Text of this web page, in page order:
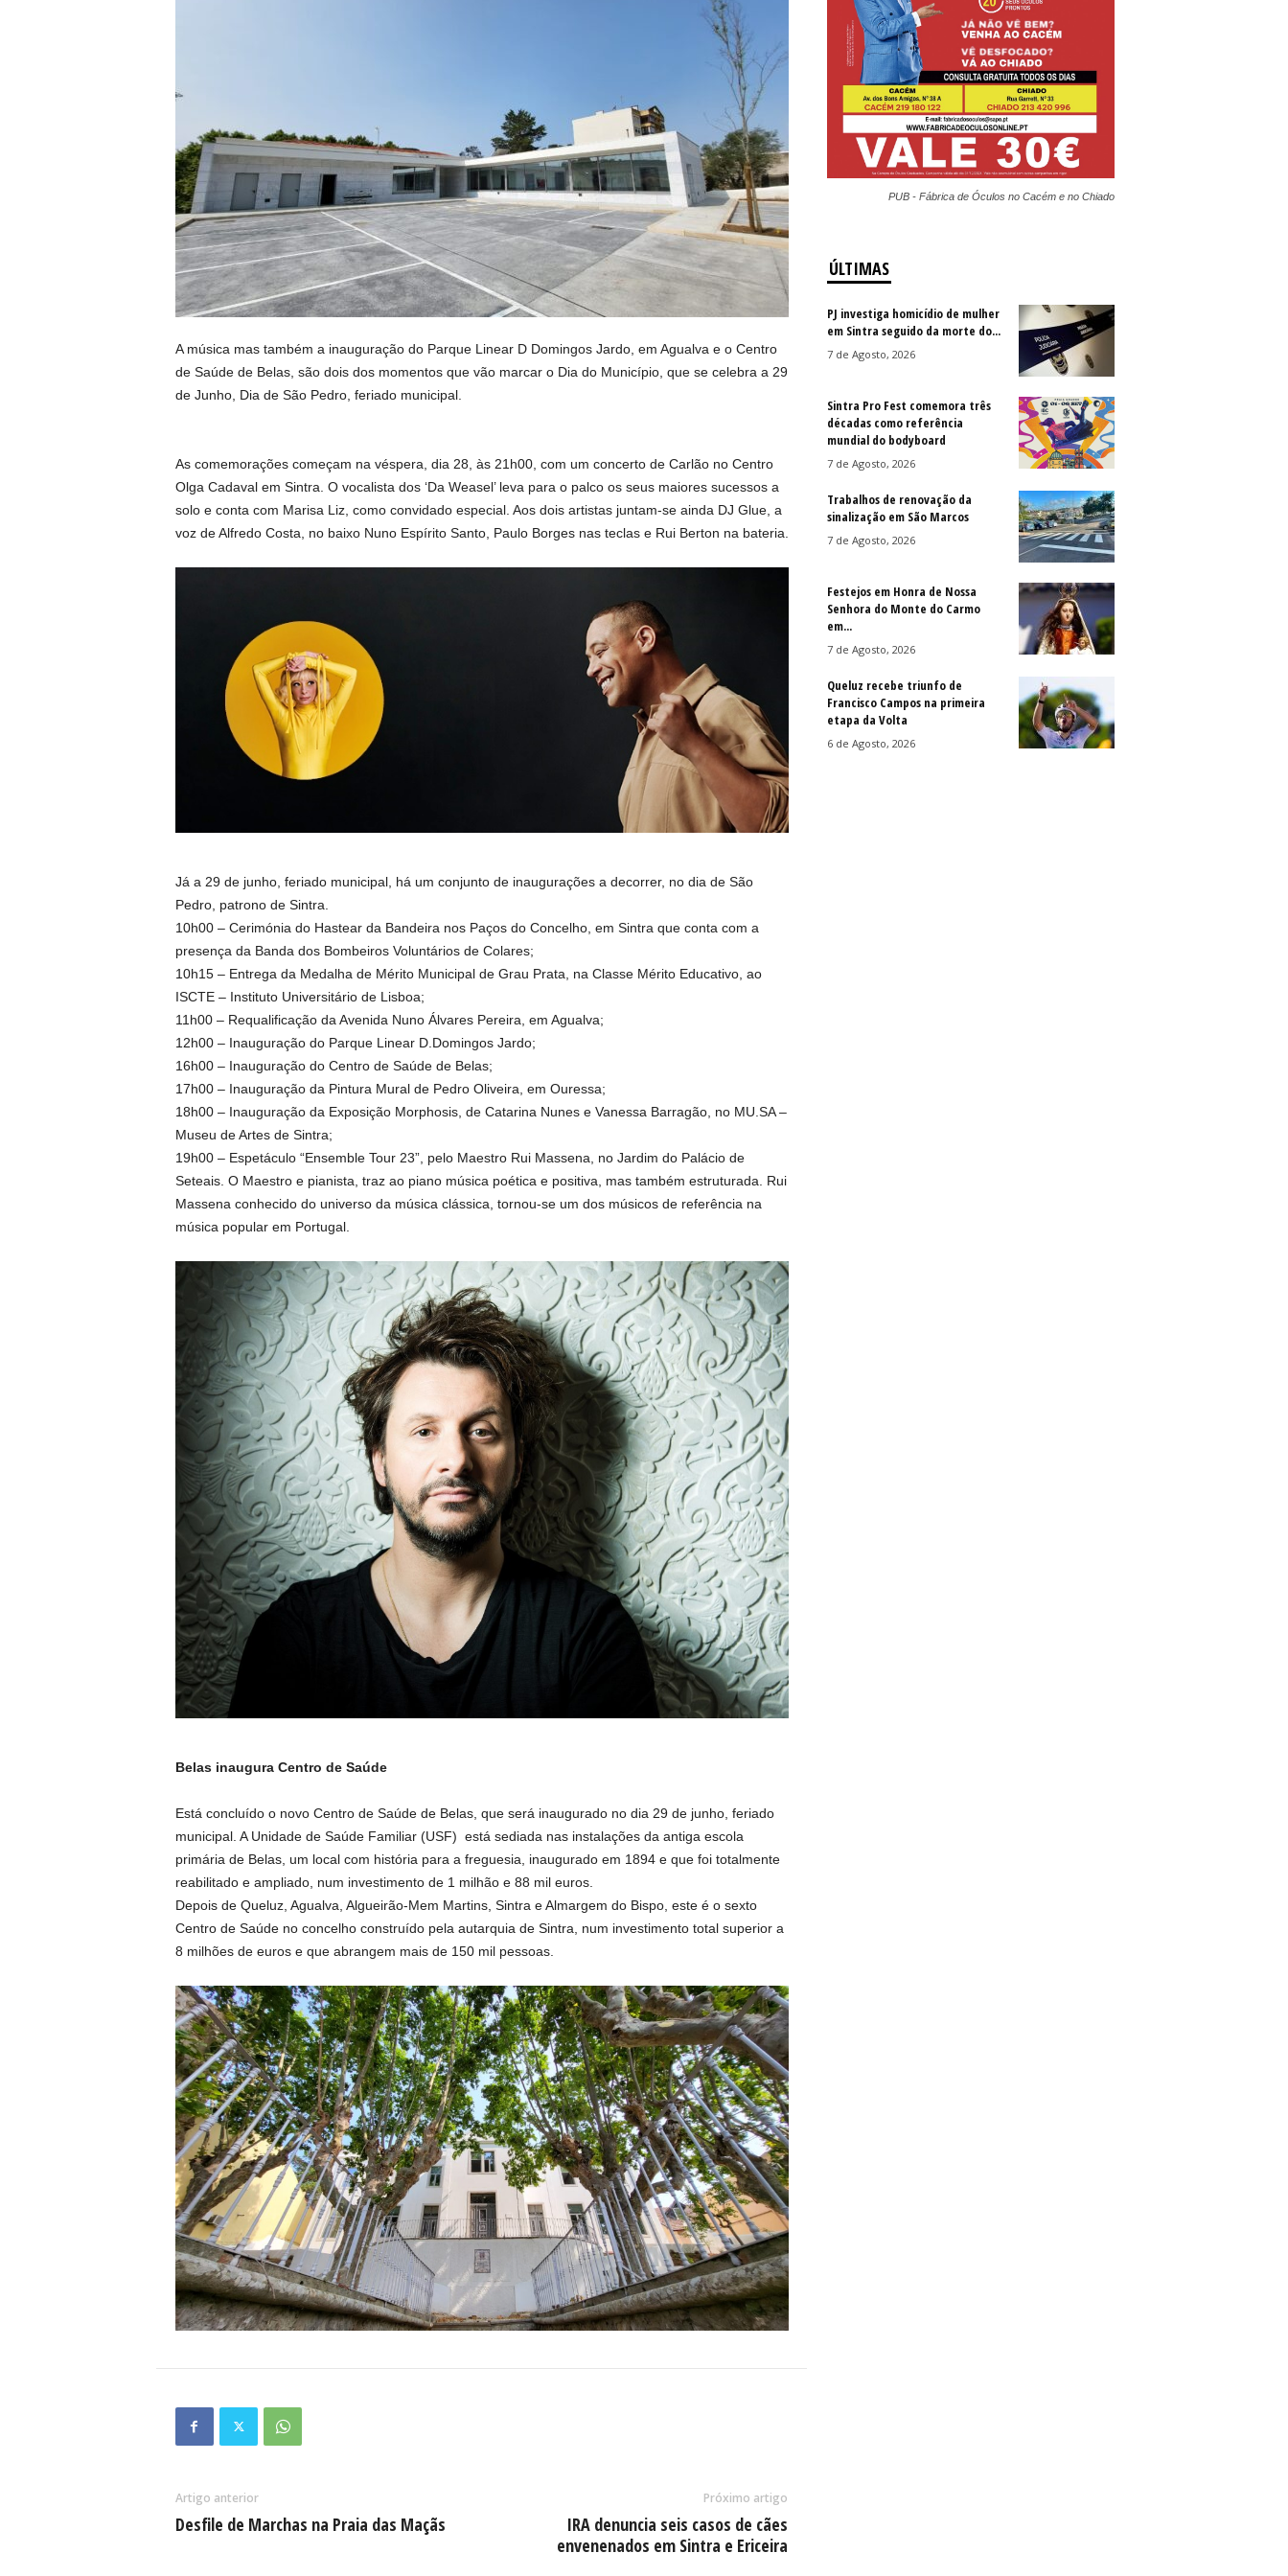
A música mas também a inauguração do Parque Linear D Domingos Jardo, em Agualva e o Centro
de Saúde de Belas, são dois dos momentos que vão marcar o Dia do Município, que se celebra a 29
de Junho, Dia de São Pedro, feriado municipal.
As comemorações começam na véspera, dia 28, às 21h00, com um concerto de Carlão no Centro
Olga Cadaval em Sintra. O vocalista dos ‘Da Weasel’ leva para o palco os seus maiores sucessos a
solo e conta com Marisa Liz, como convidado especial. Aos dois artistas juntam-se ainda DJ Glue, a
voz de Alfredo Costa, no baixo Nuno Espírito Santo, Paulo Borges nas teclas e Rui Berton na bateria.
Já a 29 de junho, feriado municipal, há um conjunto de inaugurações a decorrer, no dia de São
Pedro, patrono de Sintra.
10h00 – Cerimónia do Hastear da Bandeira nos Paços do Concelho, em Sintra que conta com a
presença da Banda dos Bombeiros Voluntários de Colares;
10h15 – Entrega da Medalha de Mérito Municipal de Grau Prata, na Classe Mérito Educativo, ao
ISCTE – Instituto Universitário de Lisboa;
11h00 – Requalificação da Avenida Nuno Álvares Pereira, em Agualva;
12h00 – Inauguração do Parque Linear D.Domingos Jardo;
16h00 – Inauguração do Centro de Saúde de Belas;
17h00 – Inauguração da Pintura Mural de Pedro Oliveira, em Ouressa;
18h00 – Inauguração da Exposição Morphosis, de Catarina Nunes e Vanessa Barragão, no MU.SA –
Museu de Artes de Sintra;
19h00 – Espetáculo “Ensemble Tour 23”, pelo Maestro Rui Massena, no Jardim do Palácio de
Seteais. O Maestro e pianista, traz ao piano música poética e positiva, mas também estruturada. Rui
Massena conhecido do universo da música clássica, tornou-se um dos músicos de referência na
música popular em Portugal.
Belas inaugura Centro de Saúde
Está concluído o novo Centro de Saúde de Belas, que será inaugurado no dia 29 de junho, feriado
municipal. A Unidade de Saúde Familiar (USF) está sediada nas instalações da antiga escola
primária de Belas, um local com história para a freguesia, inaugurado em 1894 e que foi totalmente
reabilitado e ampliado, num investimento de 1 milhão e 88 mil euros.
Depois de Queluz, Agualva, Algueirão-Mem Martins, Sintra e Almargem do Bispo, este é o sexto
Centro de Saúde no concelho construído pela autarquia de Sintra, num investimento total superior a
8 milhões de euros e que abrangem mais de 150 mil pessoas.
Artigo anterior
Desfile de Marchas na Praia das Maçãs
Próximo artigo
IRA denuncia seis casos de cães
envenenados em Sintra e Ericeira
PUB - Fábrica de Óculos no Cacém e no Chiado
ÚLTIMAS
PJ investiga homicídio de mulher
em Sintra seguido da morte do...
7 de Agosto, 2026
Sintra Pro Fest comemora três
décadas como referência
mundial do bodyboard
7 de Agosto, 2026
Trabalhos de renovação da
sinalização em São Marcos
7 de Agosto, 2026
Festejos em Honra de Nossa
Senhora do Monte do Carmo
em...
7 de Agosto, 2026
Queluz recebe triunfo de
Francisco Campos na primeira
etapa da Volta
6 de Agosto, 2026